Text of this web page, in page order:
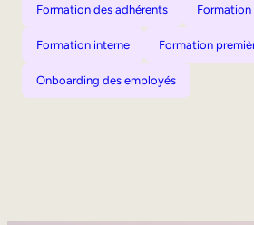
Formation des adhérents Formation
Formation interne Formation
Onboarding des employés